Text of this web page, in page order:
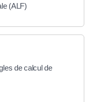
(ALF)
de calcul de